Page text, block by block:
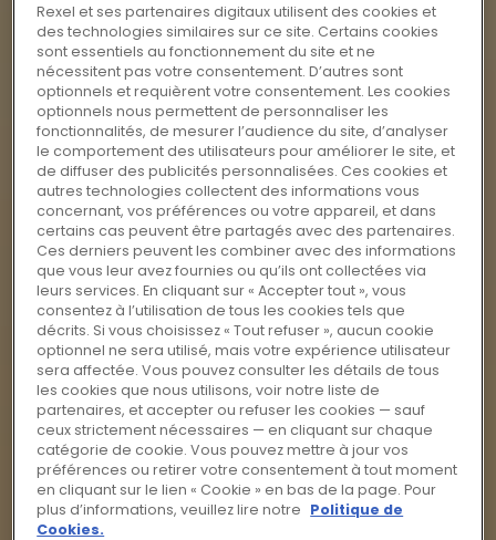
Rexel et ses partenaires digitaux utilisent des cookies et
des technologies similaires sur ce site. Certains cookies
sont essentiels au fonctionnement du site et ne
nécessitent pas votre consentement. D’autres sont
optionnels et requièrent votre consentement. Les cookies
optionnels nous permettent de personnaliser les
fonctionnalités, de mesurer l’audience du site, d’analyser
le comportement des utilisateurs pour améliorer le site, et
de diffuser des publicités personnalisées. Ces cookies et
autres technologies collectent des informations vous
concernant, vos préférences ou votre appareil, et dans
certains cas peuvent être partagés avec des partenaires.
Ces derniers peuvent les combiner avec des informations
que vous leur avez fournies ou qu’ils ont collectées via
leurs services. En cliquant sur « Accepter tout », vous
consentez à l’utilisation de tous les cookies tels que
décrits. Si vous choisissez « Tout refuser », aucun cookie
optionnel ne sera utilisé, mais votre expérience utilisateur
sera affectée. Vous pouvez consulter les détails de tous
les cookies que nous utilisons, voir notre liste de
partenaires, et accepter ou refuser les cookies — sauf
ceux strictement nécessaires — en cliquant sur chaque
catégorie de cookie. Vous pouvez mettre à jour vos
préférences ou retirer votre consentement à tout moment
en cliquant sur le lien « Cookie » en bas de la page. Pour
plus d’informations, veuillez lire notre Politique de
Cookies.